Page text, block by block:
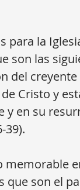
para la
son las
del
Cristo y
en su
39).
memorable
son el